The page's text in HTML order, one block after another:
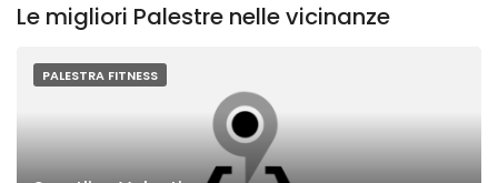
Le migliori Palestre nelle vicinanze
PALESTRA FITNESS